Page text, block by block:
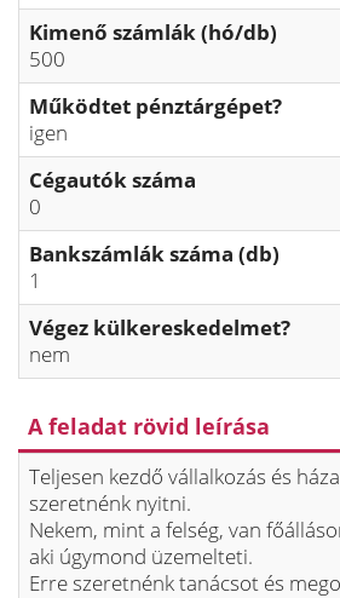
Kimenő számlák (hó/db)
500
Működtet pénztárgépet?
igen
Cégautók száma
0
Bankszámlák száma (db)
1
Végez külkereskedelmet?
nem
A feladat rövid leírása
Teljesen kezdő vállalkozás és
szeretnénk nyitni.
Nekem, mint a felség, van
aki úgymond üzemelteti.
Erre szeretnénk tanácsot és